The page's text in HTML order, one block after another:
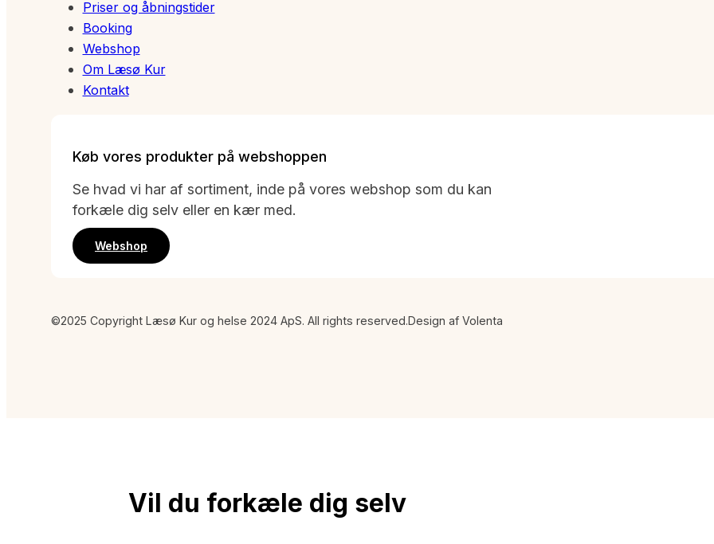
Priser og åbningstider
Booking
Webshop
Om Læsø Kur
Kontakt
Køb vores produkter på webshoppen
Se hvad vi har af sortiment, inde på vores webshop som du kan
forkæle dig selv eller en kær med.
Webshop
©2025 Copyright Læsø Kur og helse 2024 ApS. All rights reserved.Design af Volenta
Vil du forkæle dig selv